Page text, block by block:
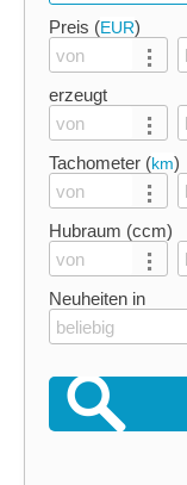
Preis (EUR)
erzeugt
Tachometer (km)
Hubraum (ccm)
Neuheiten in
beliebig